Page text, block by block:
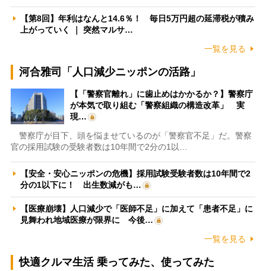
【第8回】年利はなんと14.6％！ 毎日5万円超の延滞税が積み
上がっていく ｜ 突然マルサ…
一覧を見る
河合雅司「人口減少ニッポンの活路」
【「警察官離れ」に歯止めはかかるか？】警察庁
が本気で取り組む「警察組織の構造改革」 実
現…
警察庁が目下、頭を悩ませているのが「警察官不足」だ。警察
官の採用試験の受験者数は10年間で2分の1以…
【安全・安心ニッポンの危機】採用試験受験者数は10年間で2
分の1以下に！ 出生数減がも…
【医療崩壊】人口減少で「医師不足」に加えて「患者不足」に
見舞われ地域医療が限界に 今後…
一覧を見る
快適クルマ生活 乗ってみた、使ってみた